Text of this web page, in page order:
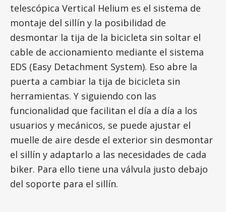
telescópica Vertical Helium es el sistema de
montaje del sillín y la posibilidad de
desmontar la tija de la bicicleta sin soltar el
cable de accionamiento mediante el sistema
EDS (Easy Detachment System). Eso abre la
puerta a cambiar la tija de bicicleta sin
herramientas. Y siguiendo con las
funcionalidad que facilitan el día a día a los
usuarios y mecánicos, se puede ajustar el
muelle de aire desde el exterior sin desmontar
el sillín y adaptarlo a las necesidades de cada
biker. Para ello tiene una válvula justo debajo
del soporte para el sillín.